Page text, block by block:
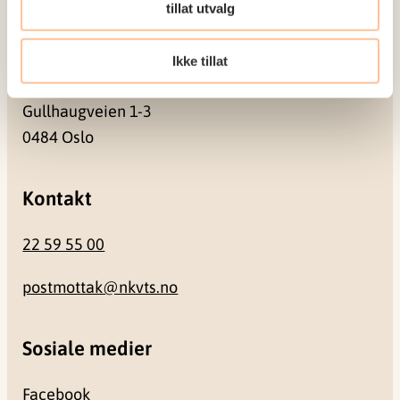
tillat utvalg
Ikke tillat
Gullhaugveien 1-3
0484 Oslo
Kontakt
22 59 55 00
postmottak@nkvts.no
Sosiale medier
Facebook